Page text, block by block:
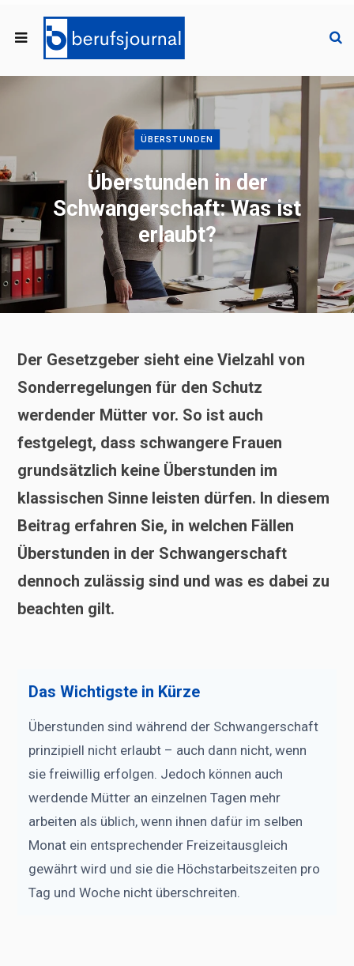
ÜBERSTUNDEN
Überstunden in der
Schwangerschaft: Was ist
erlaubt?
Der Gesetzgeber sieht eine Vielzahl von
Sonderregelungen für den Schutz
werdender Mütter vor. So ist auch
festgelegt, dass schwangere Frauen
grundsätzlich keine Überstunden im
klassischen Sinne leisten dürfen. In diesem
Beitrag erfahren Sie, in welchen Fällen
Überstunden in der Schwangerschaft
dennoch zulässig sind und was es dabei zu
beachten gilt.
Das Wichtigste in Kürze
Überstunden sind während der Schwangerschaft
prinzipiell nicht erlaubt – auch dann nicht, wenn
sie freiwillig erfolgen. Jedoch können auch
werdende Mütter an einzelnen Tagen mehr
arbeiten als üblich, wenn ihnen dafür im selben
Monat ein entsprechender Freizeitausgleich
gewährt wird und sie die Höchstarbeitszeiten pro
Tag und Woche nicht überschreiten.